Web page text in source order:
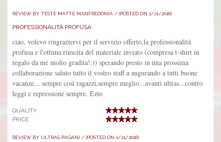
REVIEW BY TESTE MATTE MANFREDONIA / (POSTED ON 1/21/2016)
PROFESSIONALITÀ PROFUSA
ciao, volevo ringraziervi per il servizio offerto,la professionalità
profusa e l'ottima riuscita del materiale inviato (compresa t-shirt in
regalo da me molto gradita!:)) sperando presto in una prossima
collaborazione saluto tutto il vostro staff a augurando a tutti buone
vacanze... sempre così ragazzi,sempre meglio...avanti ultras...contro
leggi e repressione sempre. Ezio
QUALITY
PRICE
REVIEW BY ULTRAS PAGANI / (POSTED ON 1/21/2016)